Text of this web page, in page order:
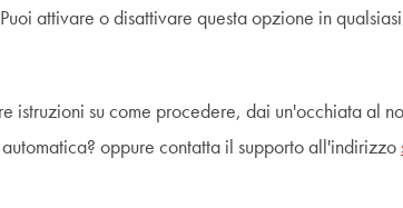
attivare o disattivare questa opzione in
istruzioni su come procedere, dai un'occhiata al
oppure contatta il supporto all'indirizzo